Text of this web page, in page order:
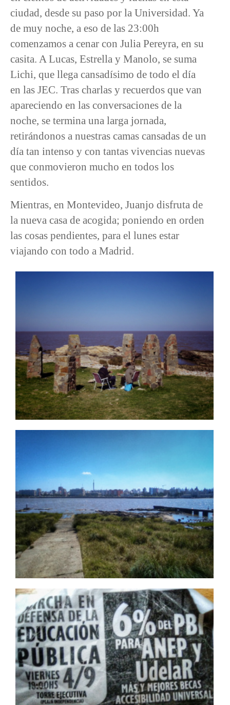
ciudad, desde su paso por la Universidad. Ya
de muy noche, a eso de las 23:00h
comenzamos a cenar con Julia Pereyra, en su
casita. A Lucas, Estrella y Manolo, se suma
Lichi, que llega cansadísimo de todo el día
en las JEC. Tras charlas y recuerdos que van
apareciendo en las conversaciones de la
noche, se termina una larga jornada,
retirándonos a nuestras camas cansadas de un
día tan intenso y con tantas vivencias nuevas
que conmovieron mucho en todos los
sentidos.
Mientras, en Montevideo, Juanjo disfruta de
la nueva casa de acogida; poniendo en orden
las cosas pendientes, para el lunes estar
viajando con todo a Madrid.